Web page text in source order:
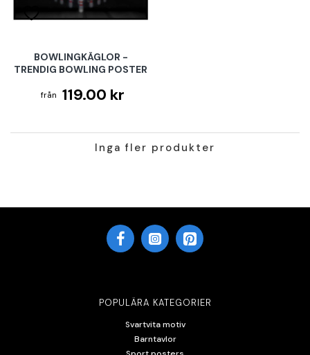
BOWLINGKÄGLOR -
TRENDIG BOWLING POSTER
119.00 kr
Inga fler produkter
POPULÄRA KATEGORIER
Svartvita motiv
Barntavlor